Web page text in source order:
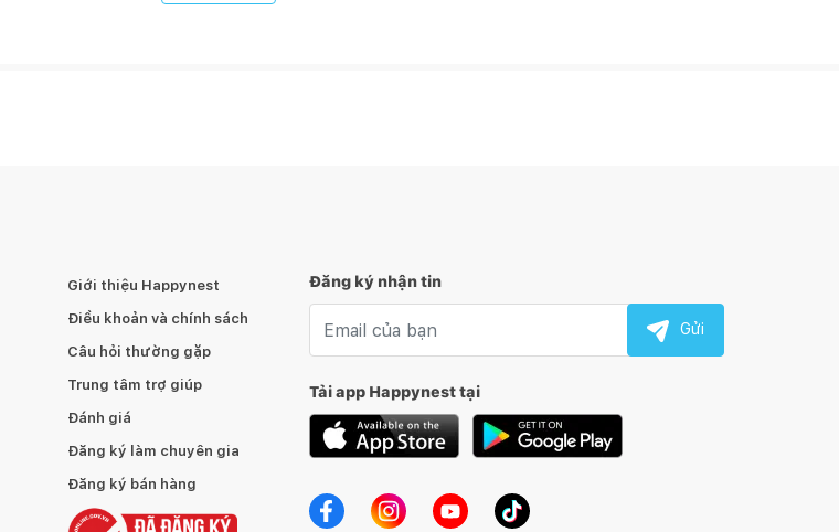
Giới thiệu Happynest
Điều khoản và chính sách
Câu hỏi thường gặp
Trung tâm trợ giúp
Đánh giá
Đăng ký làm chuyên gia
Đăng ký bán hàng
Đăng ký nhận tin
Gửi
Tải app Happynest tại